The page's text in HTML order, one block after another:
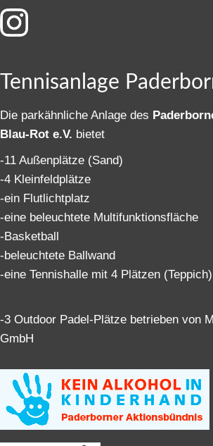
Tennisanlage
Die parkähnliche Anlage des
Blau-Rot e.V. bietet
-11 Außenplätze (Sand)
-4 Kleinfeldplätze
-ein Flutlichtplatz
-eine beleuchtete Multifunktionsfläche
-Basketball
-beleuchtete Ballwand
-eine Tennishalle mit 4 Plätzen (Teppich)
-3 Outdoor Padel-Plätze betrieben von
GmbH